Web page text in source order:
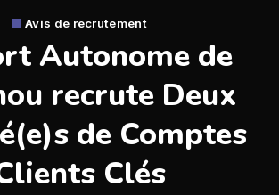
Avis de recrutement
Autonome de
recrute Deux
de Comptes
Clés